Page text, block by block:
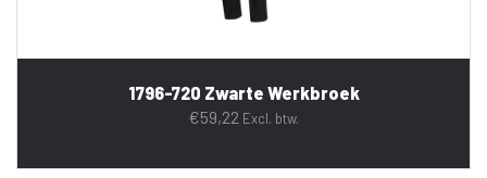
1796-720 Zwarte Werkbroek
€59,22 Excl. btw.